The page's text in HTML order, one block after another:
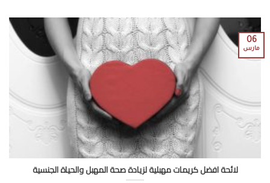
لائحة افضل كريمات مهبلية لزيادة صحة المهبل والحياة الجنسية
06
مارس